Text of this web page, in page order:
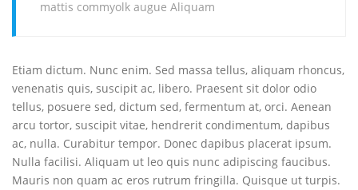
mattis commyolk augue Aliquam
Etiam dictum. Nunc enim. Sed massa tellus, aliquam rhoncus,
venenatis quis, suscipit ac, libero. Praesent sit dolor odio
tellus, posuere sed, dictum sed, fermentum at, orci. Aenean
arcu tortor, suscipit vitae, hendrerit condimentum, dapibus
ac, nulla. Curabitur tempor. Donec dapibus placerat ipsum.
Nulla facilisi. Aliquam ut leo quis nunc adipiscing faucibus.
Mauris non quam ac eros rutrum fringilla. Quisque ut turpis.